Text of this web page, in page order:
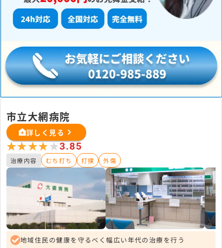
市立大網病院
詳しく見る
★★★★★
★★★★★3.85
治療内容 むち打ち 打撲 外傷
地域住民の健康を守るべく幅広い年代の治療を行う